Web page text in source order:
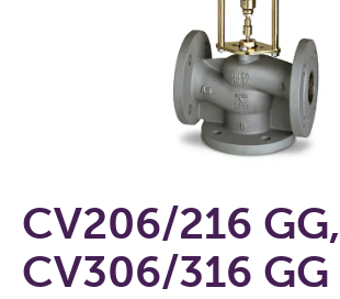
CV206/216 GG,
CV306/316 GG